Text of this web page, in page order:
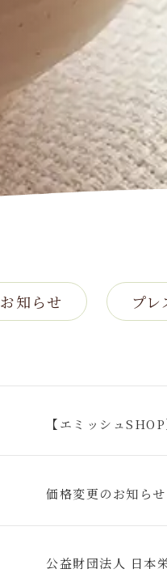
お知らせ プレ
【エミッシュ
価格変更のお知らせ
公益財団法人 日本